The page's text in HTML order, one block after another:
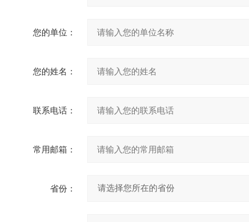
您的单位：
您的姓名：
联系电话：
常用邮箱：
省份：